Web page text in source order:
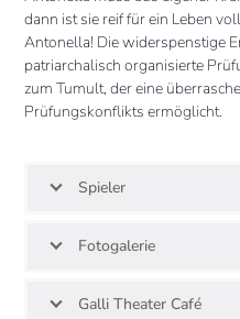
dann ist sie reif für ein Leben
Antonella! Die widerspenstige
patriarchalisch organisierte
zum Tumult, der eine
Prüfungskonflikts ermöglicht.
Spieler
Fotogalerie
Galli Theater Café